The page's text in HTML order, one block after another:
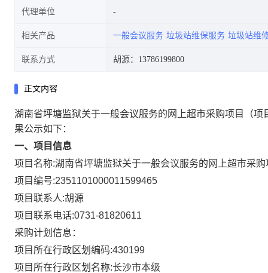
代理单位
相关产品 一般会议服务 垃圾站维保服务 垃圾站维
联系方式 胡源：13786199800
正文内容
湖南省坪塘监狱关于一般会议服务的网上超市采购项目
（
果公示如下：
一、项目信息
项目名称:湖南省坪塘监狱关于一般会议服务的网上超市采购
项目编号:2351101000011599465
项目联系人:胡源
项目联系电话:0731-81820611
采购计划信息：
项目所在行政区划编码:430199
项目所在行政区划名称:长沙市本级